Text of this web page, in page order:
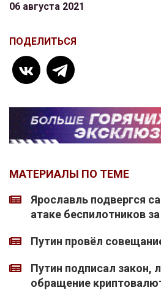
06 августа 2021
ПОДЕЛИТЬСЯ
МАТЕРИАЛЫ ПО ТЕМЕ
Ярославль подвергся
атаке беспилотников
Путин провёл
Путин подписал закон,
обращение